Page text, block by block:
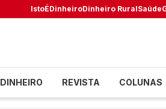
IstoÉDinheiroDinheiro RuralSaúde
DINHEIRO REVISTA COLUNAS